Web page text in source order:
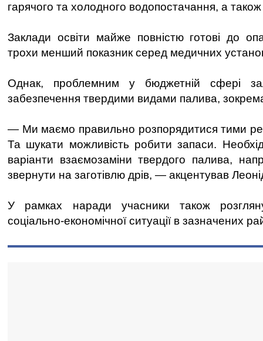
гарячого та холодного водопостачання, а також
Заклади освіти майже повністю готові до
трохи менший показник серед медичних
Однак, проблемним у бюджетній сфері
забезпечення твердими видами палива,
— Ми маємо правильно розпорядитися тими
Та шукати можливість робити запаси.
варіанти взаємозаміни твердого палива,
звернути на заготівлю дрів, — акцентував
У рамках наради учасники також
соціально-економічної ситуації в зазначених